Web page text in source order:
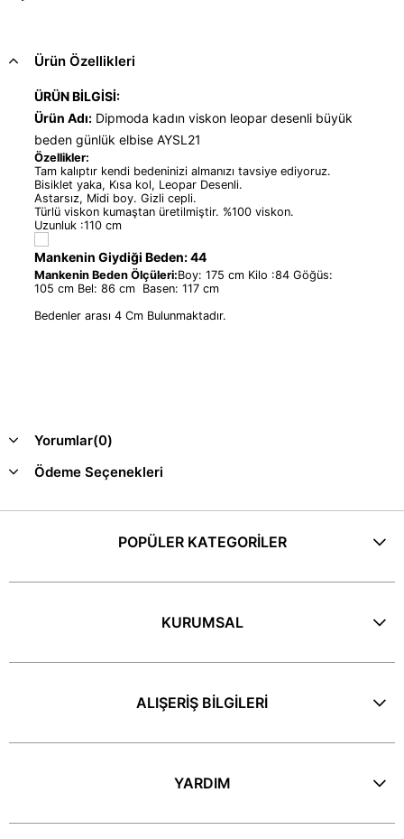
Ürün Özellikleri
ÜRÜN BİLGİSİ:
Ürün Adı: Dipmoda kadın viskon leopar desenli büyük
beden günlük elbise AYSL21
Özellikler:
Tam kalıptır kendi bedeninizi almanızı tavsiye ediyoruz.
Bisiklet yaka, Kısa kol, Leopar Desenli.
Astarsız, Midi boy. Gizli cepli.
Türlü viskon kumaştan üretilmiştir. %100 viskon.
Uzunluk :110 cm
Mankenin Giydiği Beden: 44
Mankenin Beden Ölçüleri:Boy: 175 cm Kilo :84 Göğüs:
105 cm Bel: 86 cm Basen: 117 cm
Bedenler arası 4 Cm Bulunmaktadır.
Yorumlar(0)
Ödeme Seçenekleri
POPÜLER KATEGORİLER
KURUMSAL
ALIŞERİŞ BİLGİLERİ
YARDIM